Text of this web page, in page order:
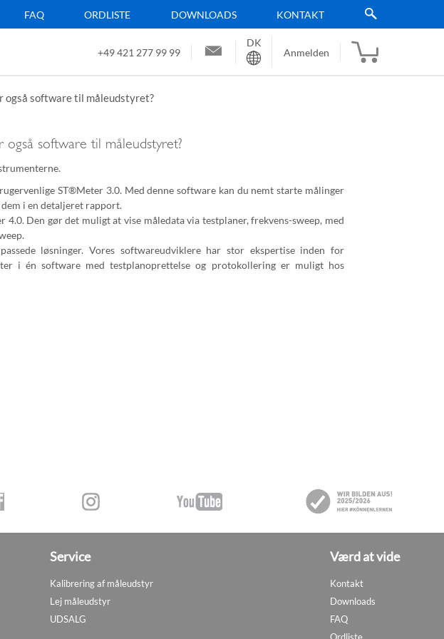
FAQ ORDLISTE DOWNLOADS KONTAKT
+49 421 277 99 99
Sprache
DK
Anmelden
også software til måleudstyret?
software til måleudstyret?
ST®Meter 3.0. Med denne software kan du nemt starte målinger
i en detaljeret rapport.
Den gør det muligt at vise måledata via testplaner, frekvens-sweep, med
løsninger. Vores softwareudviklere har stor ekspertise inden for
i én software med testplanoprettelse og protokollering er muligt hos
Service
Kalibrering af måleudstyr
Lej måleudstyr
UDSALG
Værd at vide
Kontakt
Downloads
FAQ